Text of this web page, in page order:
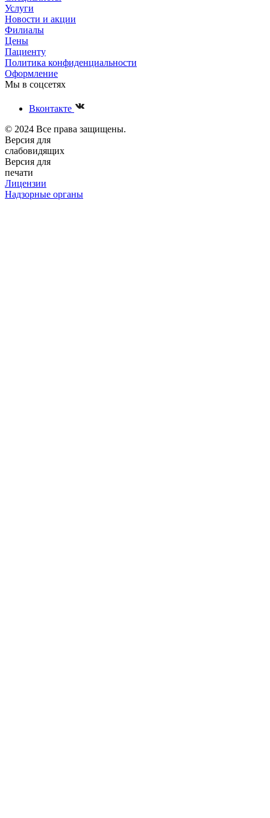
Услуги
Новости и акции
Филиалы
Цены
Пациенту
Политика конфиденциальности
Оформление
Мы в соцсетях
Вконтакте
© 2024 Все права защищены.
Версия для
слабовидящих
Версия для
печати
Лицензии
Надзорные органы